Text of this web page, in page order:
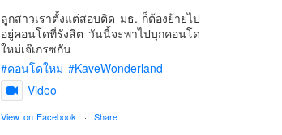
ลูกสาวเราตั้งแต่สอบติด มธ. ก็ต้องย้ายไป
อยู่คอนโดที่รังสิต วันนี้จะพาไปบุกคอนโด
ใหม่เจ๊เกรซกัน
#คอนโดใหม่ #KaveWonderland
Video
View on Facebook · Share